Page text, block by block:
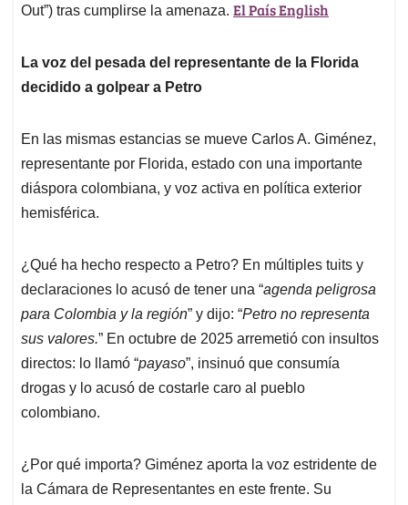
Out”) tras cumplirse la amenaza. El País English
La voz del pesada del representante de la Florida
decidido a golpear a Petro
En las mismas estancias se mueve Carlos A. Giménez,
representante por Florida, estado con una importante
diáspora colombiana, y voz activa en política exterior
hemisférica.
¿Qué ha hecho respecto a Petro? En múltiples tuits y
declaraciones lo acusó de tener una “agenda peligrosa
para Colombia y la región” y dijo: “Petro no representa
sus valores.” En octubre de 2025 arremetió con insultos
directos: lo llamó “payaso”, insinuó que consumía
drogas y lo acusó de costarle caro al pueblo
colombiano.
¿Por qué importa? Giménez aporta la voz estridente de
la Cámara de Representantes en este frente. Su